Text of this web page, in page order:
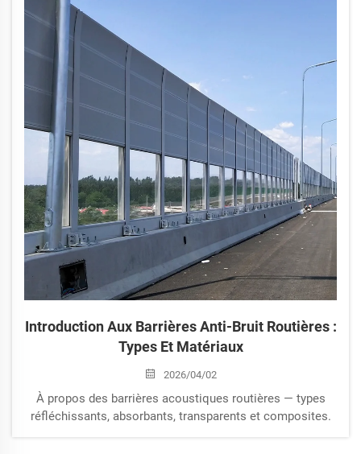
Introduction Aux Barrières Anti-Bruit Routières :
Types Et Matériaux
2026/04/02
À propos des barrières acoustiques routières — types
réfléchissants, absorbants, transparents et composites.